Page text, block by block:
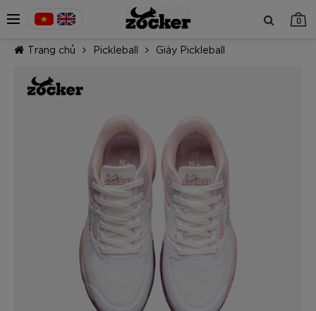
0
TIẾP TỤC MUA HÀNG
Trang chủ Pickleball Giày Pickleball